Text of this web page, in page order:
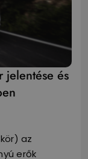
jelentése és
az
erők